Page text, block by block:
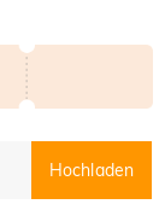
Hochladen